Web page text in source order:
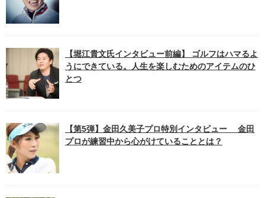
【堀江貴文氏インタビュー前編】 ゴルフはハマるよ
うにできている。人生を楽しむためのアイテムのひ
とつ
【第5弾】金田久美子プロ特別インタビュー 金田
プロが練習中から心がけていることとは？